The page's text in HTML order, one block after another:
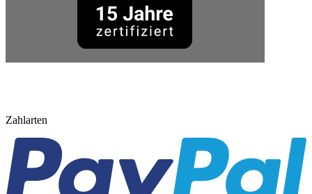
Zahlarten